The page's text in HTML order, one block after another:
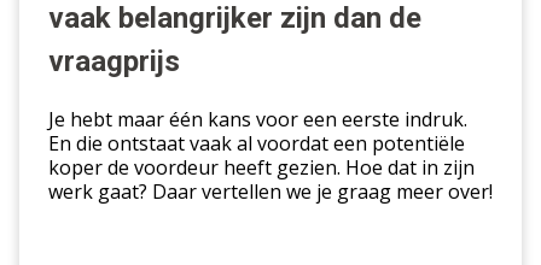
belangrijker
zijn
vraagprijs
vaak belangrijker zijn dan de
vraagprijs
Je hebt maar één kans voor een eerste indruk.
En die ontstaat vaak al voordat een potentiële
koper de voordeur heeft gezien. Hoe dat in zijn
werk gaat? Daar vertellen we je graag meer over!